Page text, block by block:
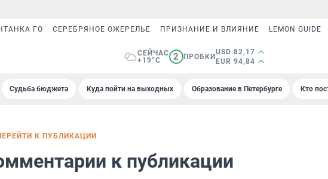
ГО СЕРЕБРЯНОЕ ОЖЕРЕЛЬЕ ПРИЗНАНИЕ И ВЛИЯНИЕ LEMON GUIDE
СЕЙЧАС
+19°C
2 ПРОБКИ
USD 82,17
EUR 94,84
Судьба бюджета Куда пойти на выходных Образование в Петербурге Кто
К ПУБЛИКАЦИИ
к публикации